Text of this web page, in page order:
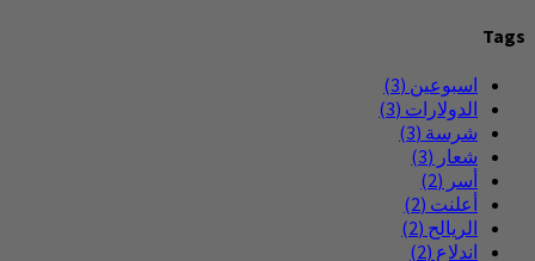
Tags
اسبوعين (3)
الدولارات (3)
شرسة (3)
شعار (3)
أسر (2)
أعلنت (2)
الريالح (2)
اندلاع (2)